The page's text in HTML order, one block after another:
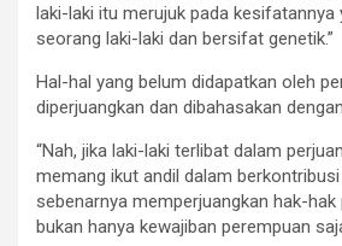
laki-laki itu merujuk pada kesifatannya
seorang laki-laki dan bersifat genetik.”
Hal-hal yang belum didapatkan oleh
diperjuangkan dan dibahasakan
“Nah, jika laki-laki terlibat dalam
memang ikut andil dalam
sebenarnya memperjuangkan hak-
bukan hanya kewajiban perempuan